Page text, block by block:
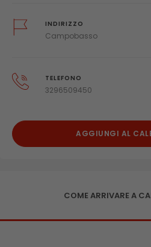
INDIRIZZO
Campobasso
TELEFONO
3296509450
AGGIUNGI AL
COME ARRIVARE A